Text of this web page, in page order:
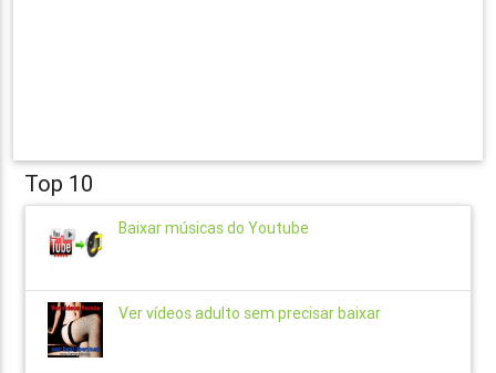
Top 10
Baixar músicas do Youtube
Ver vídeos adulto sem precisar baixar